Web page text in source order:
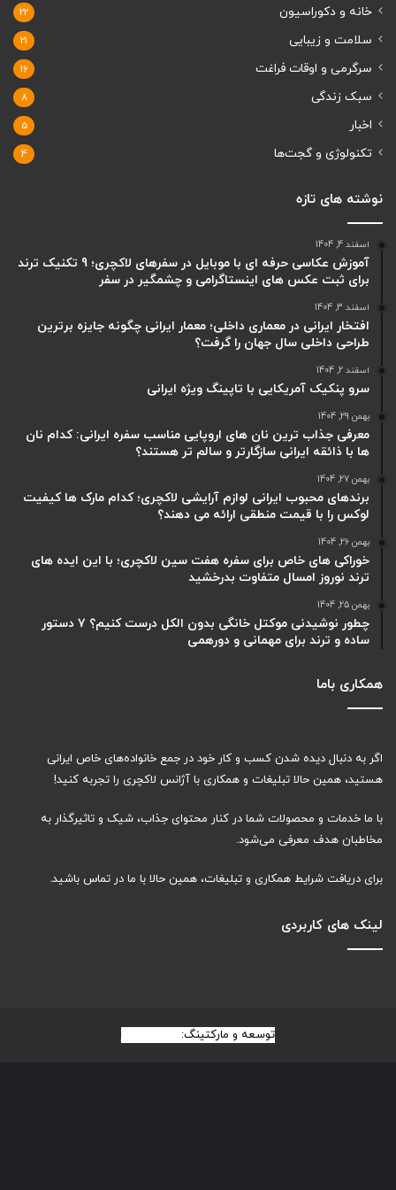
خانه و دکوراسیون 22
سلامت و زیبایی 21
سرگرمی و اوقات فراغت 16
سبک زندگی 8
اخبار 5
تکنولوژی و گجت‌ها 4
نوشته های تازه
اسفند 4, 1404
آموزش عکاسی حرفه ای با موبایل در سفرهای لاکچری؛ 9 تکنیک ترند
برای ثبت عکس های اینستاگرامی و چشمگیر در سفر
اسفند 3, 1404
افتخار ایرانی در معماری داخلی؛ معمار ایرانی چگونه جایزه برترین
طراحی داخلی سال جهان را گرفت؟
اسفند 2, 1404
سرو پنکیک آمریکایی با تاپینگ ویژه ایرانی
بهمن 29, 1404
معرفی جذاب ترین نان های اروپایی مناسب سفره ایرانی: کدام نان
ها با ذائقه ایرانی سازگارتر و سالم تر هستند؟
بهمن 27, 1404
برندهای محبوب ایرانی لوازم آرایشی لاکچری؛ کدام مارک ها کیفیت
لوکس را با قیمت منطقی ارائه می دهند؟
بهمن 26, 1404
خوراکی های خاص برای سفره هفت سین لاکچری؛ با این ایده های
ترند نوروز امسال متفاوت بدرخشید
بهمن 25, 1404
چطور نوشیدنی موکتل خانگی بدون الکل درست کنیم؟ ۷ دستور
ساده و ترند برای مهمانی و دورهمی
همکاری باما
اگر به دنبال دیده شدن کسب و کار خود در جمع خانواده‌های خاص ایرانی
هستید، همین حالا تبلیغات و همکاری با آژانس لاکچری را تجربه کنید!
با ما خدمات و محصولات شما در کنار محتوای جذاب، شیک و تاثیرگذار به
مخاطبان هدف معرفی می‌شود.
برای دریافت شرایط همکاری و تبلیغات، همین حالا با ما در تماس باشید.
لینک های کاربردی
توسعه و مارکتینگ: